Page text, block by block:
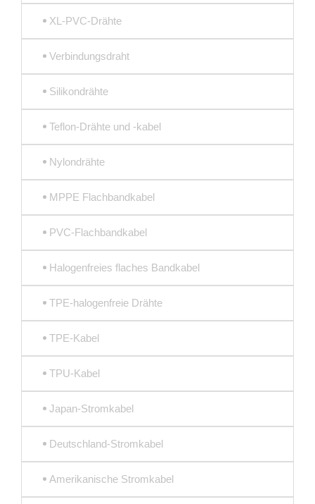
XL-PVC-Drähte
Verbindungsdraht
Silikondrähte
Teflon-Drähte und -kabel
Nylondrähte
MPPE Flachbandkabel
PVC-Flachbandkabel
Halogenfreies flaches Bandkabel
TPE-halogenfreie Drähte
TPE-Kabel
TPU-Kabel
Japan-Stromkabel
Deutschland-Stromkabel
Amerikanische Stromkabel